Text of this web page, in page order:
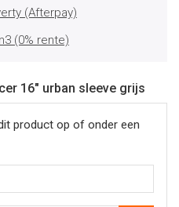
(Afterpay)
(0% rente)
16" urban sleeve grijs
product op of onder een